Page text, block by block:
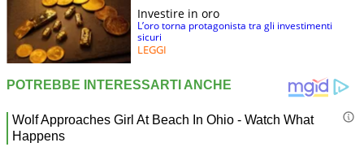
Investire in oro
L’oro torna protagonista tra gli investimenti
sicuri
LEGGI